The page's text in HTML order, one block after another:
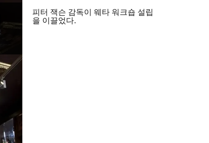
피터 잭슨 감독이 웨타 워크숍 설립
을 이끌었다.